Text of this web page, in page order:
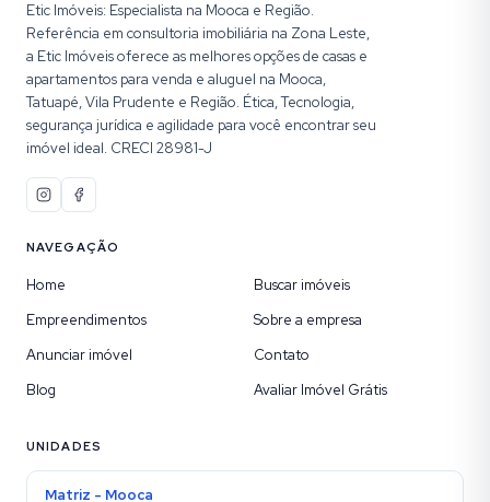
Etic Imóveis: Especialista na Mooca e Região.
Referência em consultoria imobiliária na Zona Leste,
a Etic Imóveis oferece as melhores opções de casas e
apartamentos para venda e aluguel na Mooca,
Tatuapé, Vila Prudente e Região. Ética, Tecnologia,
segurança jurídica e agilidade para você encontrar seu
imóvel ideal. CRECI 28981-J
NAVEGAÇÃO
Home
Buscar imóveis
Empreendimentos
Sobre a empresa
Anunciar imóvel
Contato
Blog
Avaliar Imóvel Grátis
UNIDADES
Matriz - Mooca